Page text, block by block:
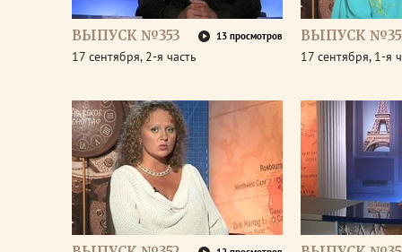
ВЫПУСК №353 13 просмотров
17 сентября, 2-я часть
ВЫПУСК
17 сентября, 1-я